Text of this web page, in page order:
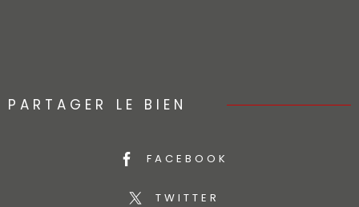
PARTAGER LE BIEN
FACEBOOK
TWITTER